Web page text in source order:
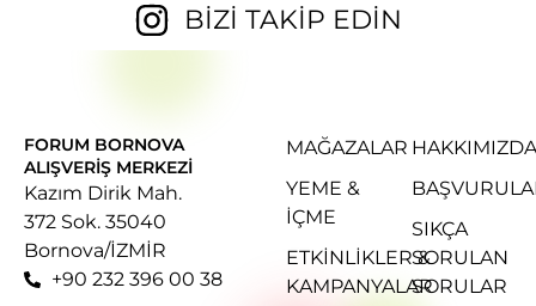
BİZİ TAKİP EDİN
FORUM BORNOVA
ALIŞVERIŞ MERKEZI
Kazım Dirik Mah.
372 Sok. 35040
Bornova/İZMİR
+90 232 396 00 38
MAĞAZALAR
YEME &
İÇME
ETKINLIKLER &
KAMPANYALAR
HAKKIMIZDA
SIKÇA
SORULAN
SORULAR